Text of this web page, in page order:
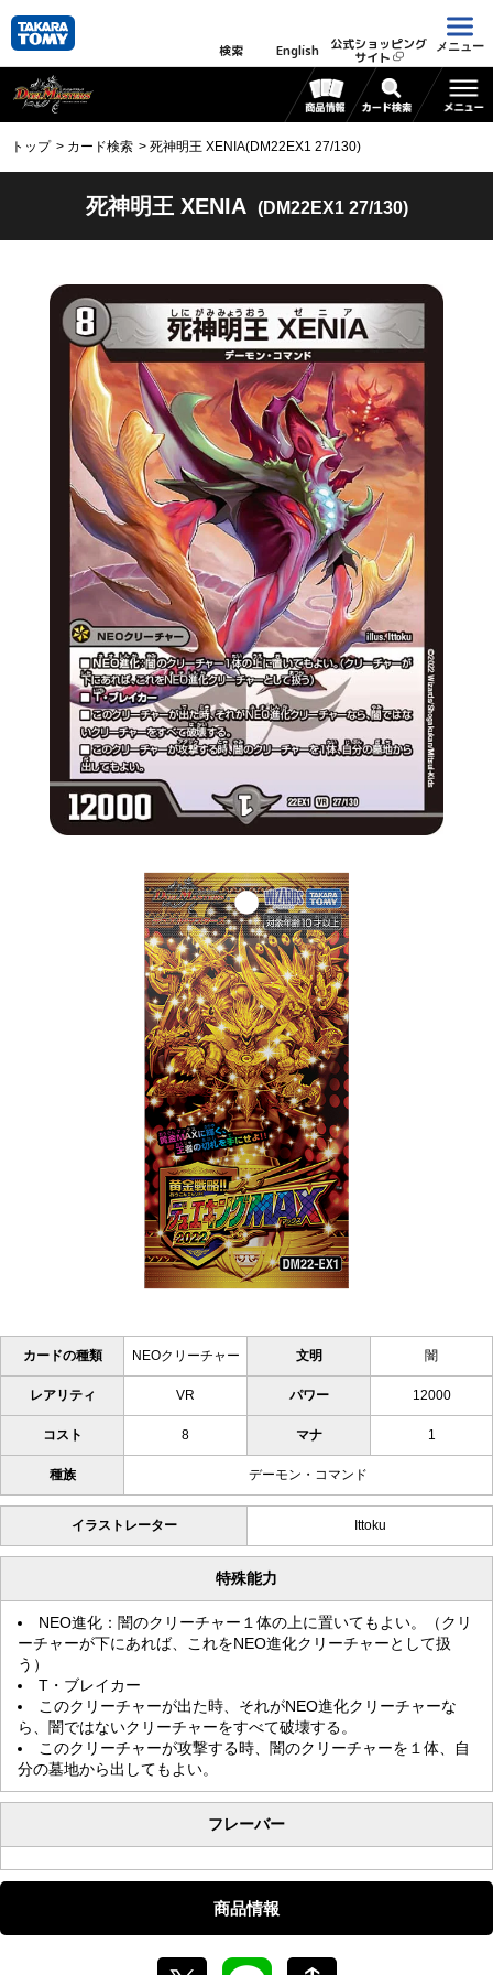
検索 English 公式ショッピング
サイト
メニュー
トップ カード検索 死神明王 XENIA(DM22EX1 27/130)
死神明王 XENIA (DM22EX1 27/130)
カードの種類 NEOクリーチャー 文明 闇
レアリティ VR パワー 12000
コスト 8 マナ 1
種族 デーモン・コマンド
イラストレーター Ittoku
特殊能力
NEO進化：闇のクリーチャー１体の上に置いてもよい。（クリ
ーチャーが下にあれば、これをNEO進化クリーチャーとして扱
う）
T・ブレイカー
このクリーチャーが出た時、それがNEO進化クリーチャーな
ら、闇ではないクリーチャーをすべて破壊する。
このクリーチャーが攻撃する時、闇のクリーチャーを１体、自
分の墓地から出してもよい。
フレーバー
商品情報